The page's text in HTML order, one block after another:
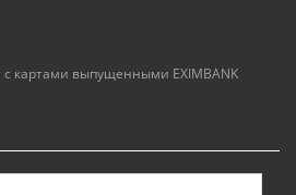
картами выпущенными EXIMBANK